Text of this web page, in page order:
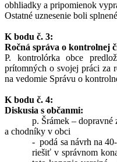
obhliadky a pripomienok
Ostatné uznesenie boli
K bodu č. 3:
Ročná správa o kontrolnej
P. kontrolórka obce
prítomných o svojej práci za
na vedomie Správu o
K bodu č. 4:
Diskusia s občanmi:
p. Šrámek – dopravné
a chodníky v obci
- podá sa návrh na
riešiť v správnom